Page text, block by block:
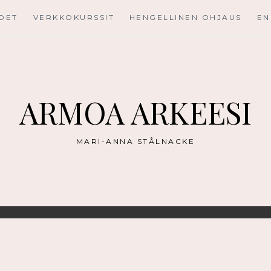
VERKKOKURSSIT HENGELLINEN OHJAUS
ARMOA ARKEESI
MARI-ANNA STÅLNACKE